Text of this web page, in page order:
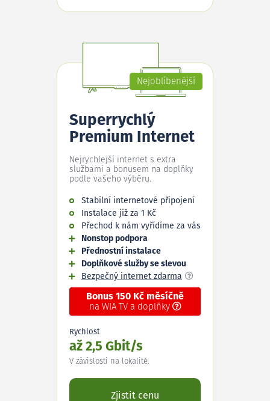
Nejoblíbenější
Superrychlý
Premium Internet
Nejrychlejší internet s extra
službami a bonusem na doplňky
podle vašeho výběru.
Stabilní internetové připojení
Instalace již za 1 Kč
Přechod k nám vyřídíme za vás
Nonstop podpora
Přednostní instalace
Doplňkové služby se slevou
Bezpečný internet zdarma
Bonus 150 Kč měsíčně
na WIA TV a doplňky
Rychlost
až 2,5 Gbit/s
V závislosti na lokalitě.
Zjistit cenu